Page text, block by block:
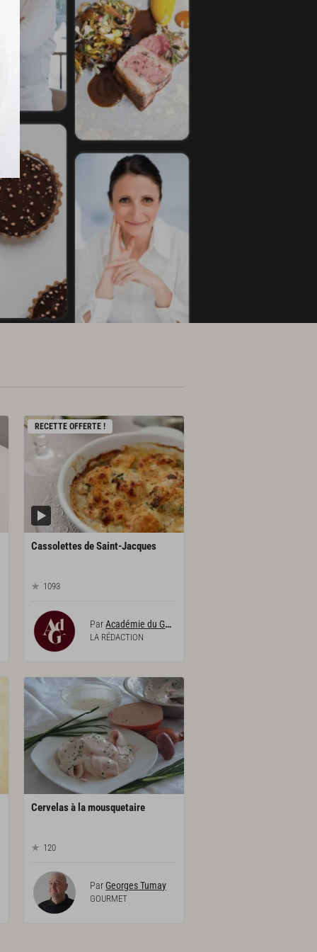
RECETTE OFFERTE !
CassolettesdeSaint-Jacques
1093
ParAcadémie du Goût
LA RÉDACTION
Cervelasà lamousquetaire
120
ParGeorges Tumay
GOURMET